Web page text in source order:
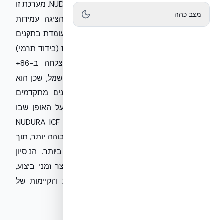
פרויקטי בנייה תוך שימוש במערכת NUDURA ICF. מערכת זו
נבדקה במעבדת EUCENTRE באיטליה, והציגה עמידות
סייסמית מעל 8 בסולם ריכטר. כמו כן, היא עומדת בתקנים
ישראליים מחמירים: ת"י 921 (אש), ת"י 1045 (בידוד תרמי)
ות"י 1004 (בידוד אקוסטי), ופועלת בהצלחה ב-86+
מדינות. מידע זה רלוונטי במיוחד לקבלני חשמל, שכן הוא
מאפשר להם לתכנן ולבצע התקנות במבנים מתקדמים
באופן יעיל ובטיחותי. אנו נשמח להרחיב על האופן שבו
שילוב יכולות קבלני החשמל עם טכנולוגיית NUDURA ICF
תורם לביצוע פרויקטים במהירות וביעילות גבוהה יותר, תוך
עמידה בסטנדרטים ובתקנים המחמירים ביותר. הניסיון
שלנו מראה כי שיתוף פעולה מסוג זה מקצר זמני ביצוע,
מפחית עלויות ומגביר את רמת הבטיחות והקיימות של
מצב כהה